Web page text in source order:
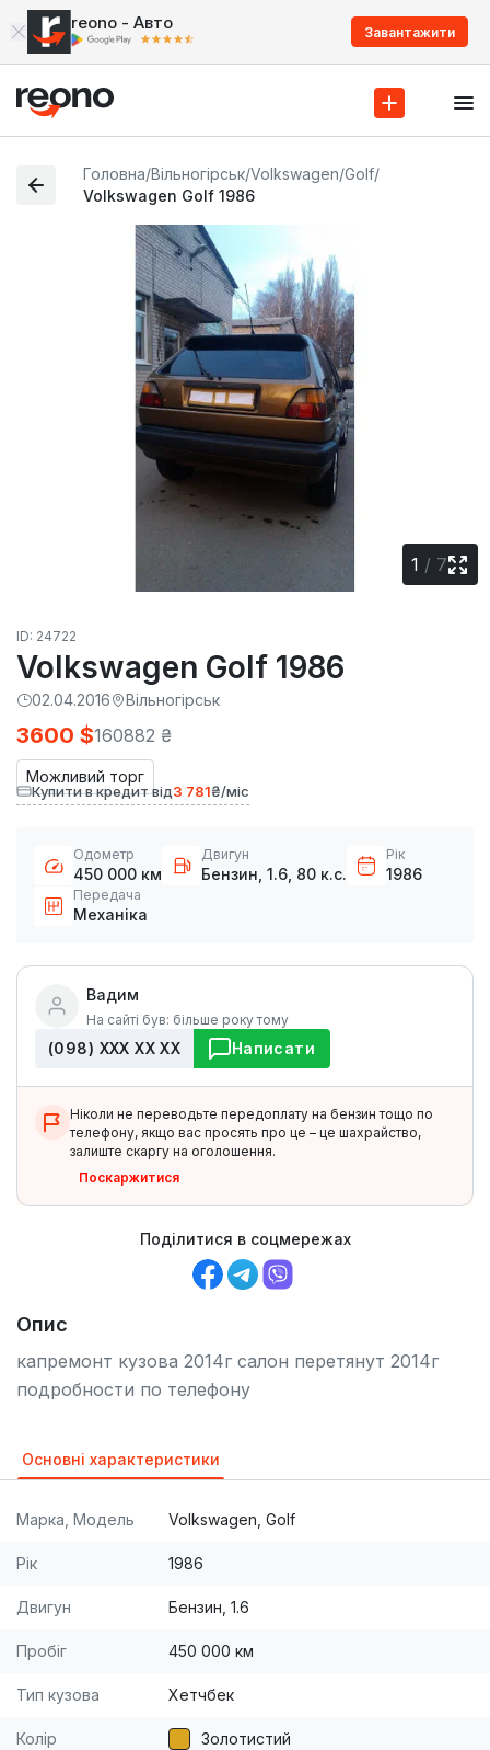
reono - Авто Завантажити
Головна/Вільногірськ/Volkswagen/Golf/
Volkswagen Golf 1986
1 / 7
ID: 24722
Volkswagen Golf 1986
02.04.2016 Вільногірськ
Можливий торг
3600 $160882 ₴
Купити в кредит від3 781₴/міс
Одометр
450 000 км
Двигун
Бензин, 1.6, 80 к.с.
Рік
1986
Передача
Механіка
Вадим
На сайті був: більше року тому
(098) ХХХ ХХ ХХ Написати
Ніколи не переводьте передоплату на бензин тощо по
телефону, якщо вас просять про це – це шахрайство,
залиште скаргу на оголошення.
Поскаржитися
Поділитися в соцмережах
Опис
капремонт кузова 2014г салон перетянут 2014г
подробности по телефону
Основні характеристики
Марка, Модель Volkswagen, Golf
Рік 1986
Двигун Бензин, 1.6
Пробіг 450 000 км
Тип кузова Хетчбек
Колір Золотистий